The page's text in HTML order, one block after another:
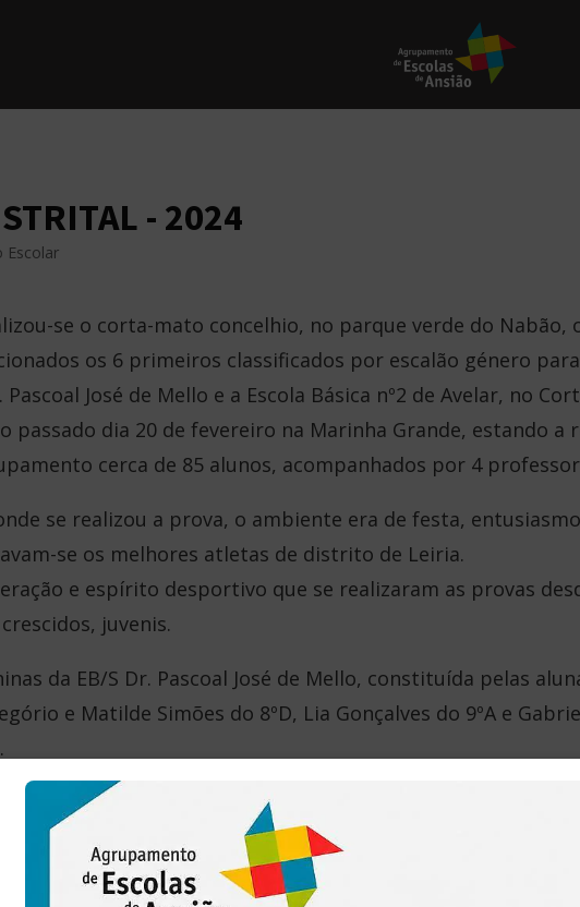
- 2024
se o corta-mato concelhio, no parque verde do Nabão,
os 6 primeiros classificados por escalão género para
José de Mello e a Escola Básica nº2 de Avelar, no
passado dia 20 de fevereiro na Marinha Grande, estando a
cerca de 85 alunos, acompanhados por 4
se realizou a prova, o ambiente era de festa,
se os melhores atletas de distrito de Leiria.
e espírito desportivo que se realizaram as provas
juvenis.
da EB/S Dr. Pascoal José de Mello, constituída pelas
e Matilde Simões do 8ºD, Lia Gonçalves do 9ºA e
S Dr. Pascoal José de Mello, o aluno Martim Mendes do
de juvenis masculinos e vai agora representar o nosso
em Setúbal, nos dias 8 e 9 de março. Boa sorte